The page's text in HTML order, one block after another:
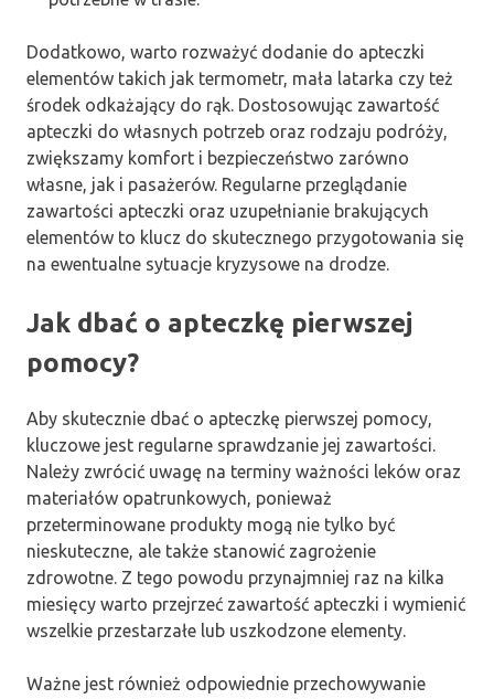
Dodatkowo, warto rozważyć dodanie do apteczki
elementów takich jak termometr, mała latarka czy też
środek odkażający do rąk. Dostosowując zawartość
apteczki do własnych potrzeb oraz rodzaju podróży,
zwiększamy komfort i bezpieczeństwo zarówno
własne, jak i pasażerów. Regularne przeglądanie
zawartości apteczki oraz uzupełnianie brakujących
elementów to klucz do skutecznego przygotowania się
na ewentualne sytuacje kryzysowe na drodze.
Jak dbać o apteczkę pierwszej
pomocy?
Aby skutecznie dbać o apteczkę pierwszej pomocy,
kluczowe jest regularne sprawdzanie jej zawartości.
Należy zwrócić uwagę na terminy ważności leków oraz
materiałów opatrunkowych, ponieważ
przeterminowane produkty mogą nie tylko być
nieskuteczne, ale także stanowić zagrożenie
zdrowotne. Z tego powodu przynajmniej raz na kilka
miesięcy warto przejrzeć zawartość apteczki i wymienić
wszelkie przestarzałe lub uszkodzone elementy.
Ważne jest również odpowiednie przechowywanie